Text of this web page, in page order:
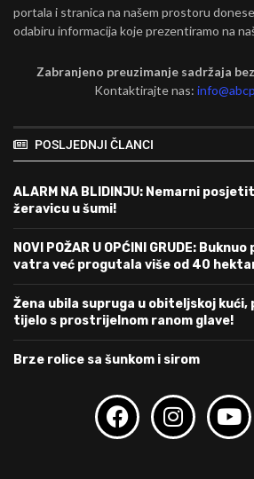
portala i stranica na našem prostoru
odabiru informacija koje prezentiramo na
Zabranjeno preuzimanje sadržaja
Kontaktirajte nas:
POSLJEDNJI ČLANCI
ALARM NA BLIDINJU: Nemarni
žeravicu u šumi!
NOVI POŽAR U OPĆINI GRUDE:
vatra već progutala više od 40
Žena ubila supruga u obiteljskoj
tijelo s prostrijelnom ranom glave!
Brze rolice sa šunkom i sirom